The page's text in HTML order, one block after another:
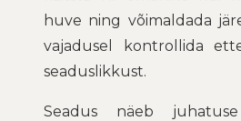
huve ning võimaldada
vajadusel kontrollida
seaduslikkust.
Seadus näeb